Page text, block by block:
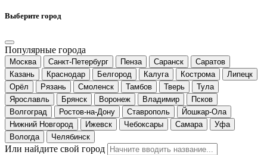
Выберите город
Популярные города
Москва Санкт-Петербург Пенза Саранск
Саратов
Казань
Краснодар Белгород Калуга Кострома
Липецк
Орёл
Рязань Смоленск Тамбов Тверь
Тула
Ярославль
Брянск Воронеж Владимир
Псков
Волгоград
Ростов-на-Дону Ставрополь
Йошкар-Ола
Нижний Новгород
Ижевск Чебоксары Самара
Уфа
Вологда
Челябинск
Или найдите свой город